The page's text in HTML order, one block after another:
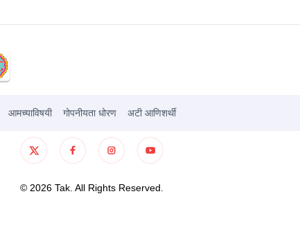
आमच्याविषयी गोपनीयता धोरण अटी आणिशर्थी
©2026 Tak. All Rights Reserved.